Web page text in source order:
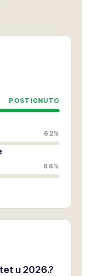
POSTIGNUTO
62%
66%
u 2026.?